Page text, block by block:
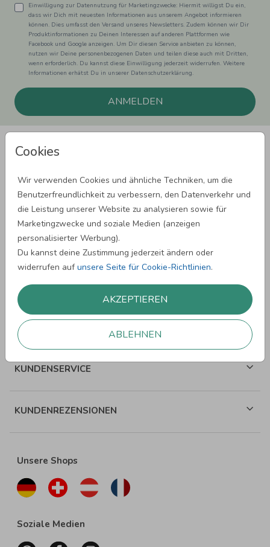
Cookies
Wir verwenden Cookies und ähnliche Techniken, um die
Benutzerfreundlichkeit zu verbessern, den Datenverkehr und
die Leistung unserer Website zu analysieren sowie für
Marketingzwecke und soziale Medien (anzeigen
personalisierter Werbung).
Du kannst deine Zustimmung jederzeit ändern oder
widerrufen aufunsere Seite für Cookie-Richtlinien.
AKZEPTIEREN
ABLEHNEN
Einwilligung zur Datennutzung für Marketingzwecke: Hiermit willigst Du ein,
dass wir Dich mit neuesten Informationen aus unserem Angebot informieren
können. Dies umfasst den Versand unseres Newsletters. Zudem können wir Dir
Produktinformationen zu Deinen Interessen auf anderen Plattformen wie
Facebook und Google anzeigen. Um Dir diesen Service anbieten zu können,
nutzen wir Deine personenbezogenen Daten und teilen diese auch mit Dritten,
wenn erforderlich. Du kannst diese Einwilligung jederzeit widerrufen. Weitere
Informationen erhätst Du in unserer Datenschutzerklärung.
ANMELDEN
SPRÜCHE ZUM GEBURTSTAG
SPRÜCHE ZUR HOCHZEIT
WEITERE SPRÜCHE
ÜBER WUNDERKARTEN
KUNDENSERVICE
KUNDENREZENSIONEN
Unsere Shops
Soziale Medien